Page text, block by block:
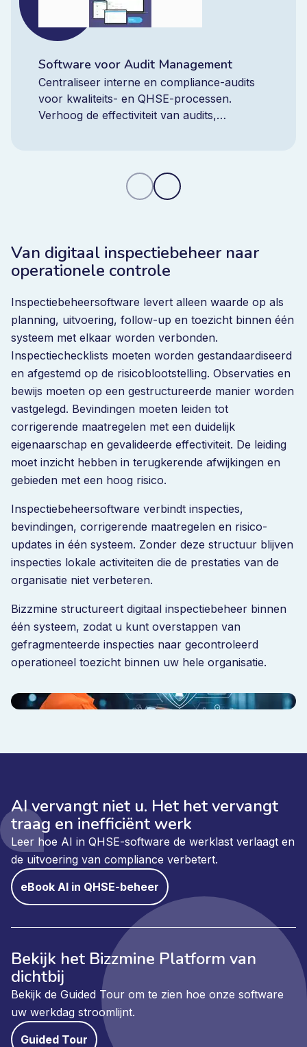
Software voor Audit Management
Centraliseer interne en compliance-audits
voor kwaliteits- en QHSE-processen.
Verhoog de effectiviteit van audits,
Van digitaal inspectiebeheer naar
operationele controle
Inspectiebeheersoftware levert alleen waarde op als
planning, uitvoering, follow-up en toezicht binnen één
systeem met elkaar worden verbonden.
Inspectiechecklists moeten worden gestandaardiseerd
en afgestemd op de risicoblootstelling. Observaties en
bewijs moeten op een gestructureerde manier worden
vastgelegd. Bevindingen moeten leiden tot
corrigerende maatregelen met een duidelijk
eigenaarschap en gevalideerde effectiviteit. De leiding
moet inzicht hebben in terugkerende afwijkingen en
gebieden met een hoog risico.
Inspectiebeheersoftware verbindt inspecties,
bevindingen, corrigerende maatregelen en risico-
updates in één systeem. Zonder deze structuur blijven
inspecties lokale activiteiten die de prestaties van de
organisatie niet verbeteren.
Bizzmine structureert digitaal inspectiebeheer binnen
één systeem, zodat u kunt overstappen van
gefragmenteerde inspecties naar gecontroleerd
operationeel toezicht binnen uw hele organisatie.
AI vervangt niet u. Het het vervangt
traag en inefficiënt werk
Leer hoe AI in QHSE-software de werklast verlaagt en
de uitvoering van compliance verbetert.
eBook AI in QHSE-beheer
Bekijk het Bizzmine Platform van
dichtbij
Bekijk de Guided Tour om te zien hoe onze software
uw werkdag stroomlijnt.
Guided Tour